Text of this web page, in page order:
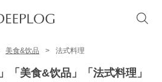
美食&饮品 法式料理
「美食&饮品」「法式料理」